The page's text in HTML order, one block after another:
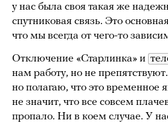
у нас была своя такая же
спутниковая связь. Это
что мы всегда от чего-то
Отключение «Старлинка» и
нам работу, но не
но полагаю, что это временное
не значит, что все совсем
пропало. Ни в коем случае. У